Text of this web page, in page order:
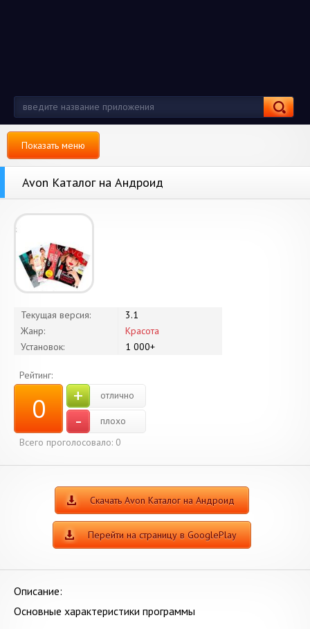
Показать меню
Avon Каталог на Андроид
Текущая версия:
3.1
Жанр:
Красота
Установок:
1 000+
Рейтинг:
0 + отлично
-
плохо
Всего проголосовало: 0
Скачать Avon Каталог на Андроид
Перейти на страницу в GooglePlay
Описание:
Основные характеристики программы